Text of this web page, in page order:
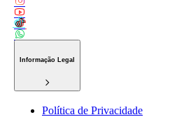
Informação Legal
Política de Privacidade